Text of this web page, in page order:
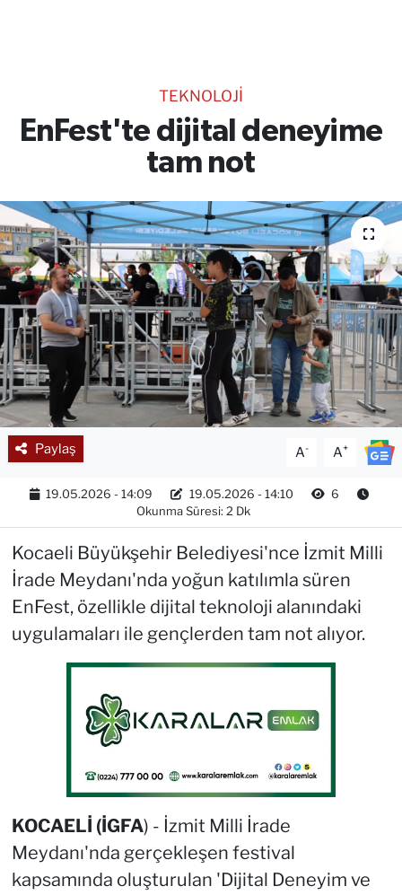
TEKNOLOJİ
EnFest'te dijital deneyime
tam not
Paylaş A- A+
19.05.2026 - 14:09 19.05.2026 - 14:10
6
Okunma Süresi: 2 Dk
Kocaeli Büyükşehir Belediyesi'nce İzmit Milli
İrade Meydanı'nda yoğun katılımla süren
EnFest, özellikle dijital teknoloji alanındaki
uygulamaları ile gençlerden tam not alıyor.
KOCAELİ (İGFA) - İzmit Milli İrade
Meydanı'nda gerçekleşen festival
kapsamında oluşturulan 'Dijital Deneyim ve
RESMİ İLANLAR
Gencsesfm Canlı Dinle